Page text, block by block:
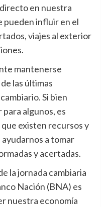
en nuestra
pueden influir en el
viajes al exterior
mantenerse
las últimas
Si bien
algunos, es
existen recursos y
a tomar
y acertadas.
la jornada cambiaria
Nación (BNA) es
nuestra economía